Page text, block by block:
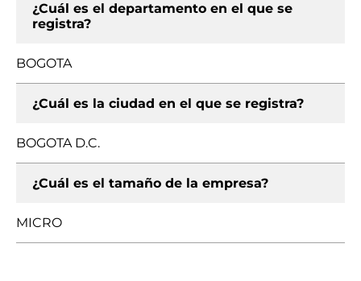
¿Cuál es el departamento en el que se
registra?
BOGOTA
¿Cuál es la ciudad en el que se registra?
BOGOTA D.C.
¿Cuál es el tamaño de la empresa?
MICRO